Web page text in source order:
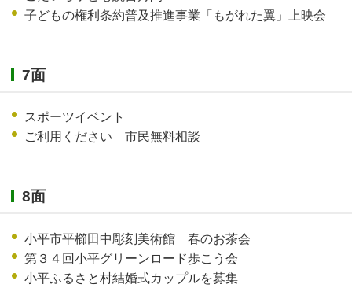
子どもの権利条約普及推進事業「もがれた翼」上映会
7面
スポーツイベント
ご利用ください 市民無料相談
8面
小平市平櫛田中彫刻美術館 春のお茶会
第３４回小平グリーンロード歩こう会
小平ふるさと村結婚式カップルを募集